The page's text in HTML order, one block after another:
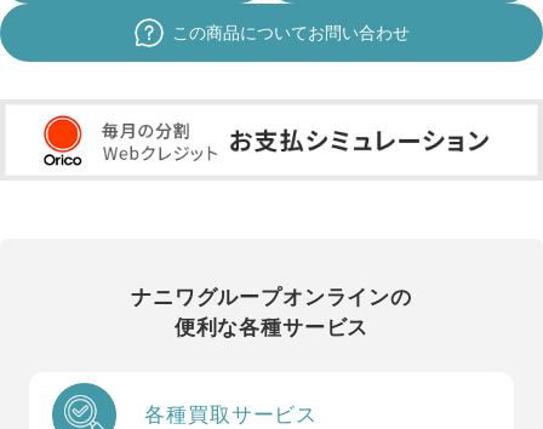
この商品についてお問い合わせ
ナニワグループオンラインの
便利な各種サービス
各種買取サービス